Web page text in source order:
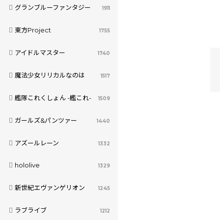
グランブルーファンタジー 1911
東方Project 1755
アイドルマスター 1740
魔法少女リリカルなのは 1517
艦隊これくしょん -艦これ- 1509
ガールズ&パンツァー 1440
アズールレーン 1332
hololive 1329
新世紀エヴァンゲリオン 1245
ラブライブ 1212